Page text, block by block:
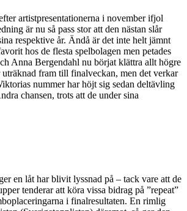
artistpresentationerna i november ifjol
är nu så pass stor att den nästan slår
respektive år. Ändå är det inte helt jämnt
hos de flesta spelbolagen men petades
Anna Bergendahl nu börjat klättra allt högre
fram till finalveckan, men det verkar
nummer har höjt sig sedan deltävling
chansen, trots att de under sina
en låt har blivit lyssnad på – tack vare att de
tenderar att köra vissa bidrag på ”repeat”
i finalresultaten. En rimlig